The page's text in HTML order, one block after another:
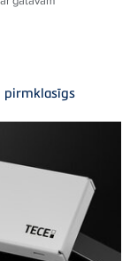
pirmklasīgs